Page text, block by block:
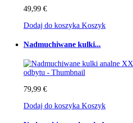
49,99 €
Dodaj do koszyka Koszyk
Nadmuchiwane kulki...
79,99 €
Dodaj do koszyka Koszyk